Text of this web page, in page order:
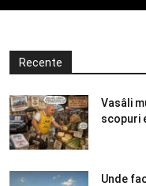
Recente
Vasâli
scopuri
Unde